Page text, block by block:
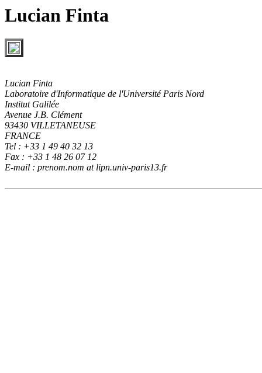
Lucian Finta
Lucian Finta
Laboratoire d'Informatique de l'Université Paris Nord
Institut Galilée
Avenue J.B. Clément
93430 VILLETANEUSE
FRANCE
Tel : +33 1 49 40 32 13
Fax : +33 1 48 26 07 12
E-mail : prenom.nom at lipn.univ-paris13.fr